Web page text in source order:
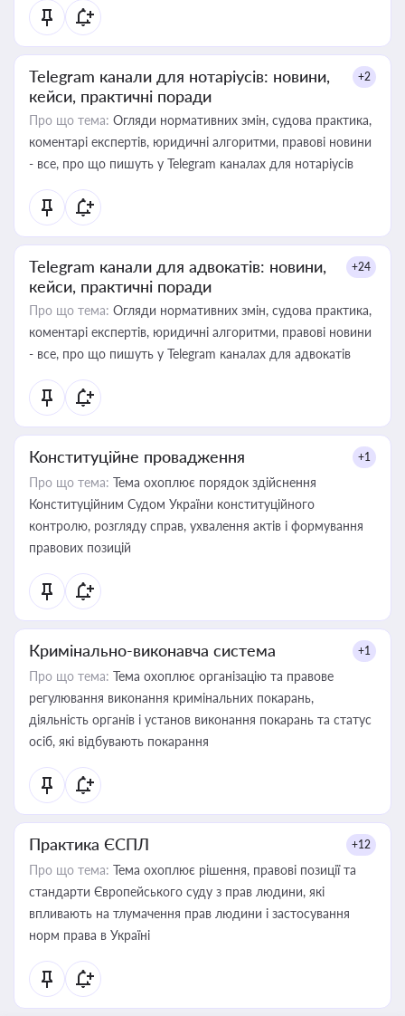
Telegram канали для нотаріусів: новини,
кейси, практичні поради
+2
Про що тема: Огляди нормативних змін, судова практика,
коментарі експертів, юридичні алгоритми, правові новини
- все, про що пишуть у Telegram каналах для нотаріусів
Telegram канали для адвокатів: новини,
кейси, практичні поради
+24
Про що тема: Огляди нормативних змін, судова практика,
коментарі експертів, юридичні алгоритми, правові новини
- все, про що пишуть у Telegram каналах для адвокатів
Конституційне провадження +1
Про що тема: Тема охоплює порядок здійснення
Конституційним Судом України конституційного
контролю, розгляду справ, ухвалення актів і формування
правових позицій
Кримінально-виконавча система +1
Про що тема: Тема охоплює організацію та правове
регулювання виконання кримінальних покарань,
діяльність органів і установ виконання покарань та статус
осіб, які відбувають покарання
Практика ЄСПЛ +12
Про що тема: Тема охоплює рішення, правові позиції та
стандарти Європейського суду з прав людини, які
впливають на тлумачення прав людини і застосування
норм права в Україні